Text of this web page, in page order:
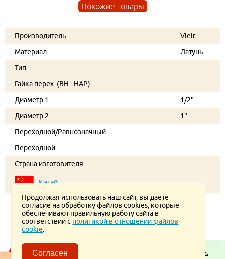
Похожие товары
Производитель
Vieir
Материал
Латунь
Тип
Гайка перех. (ВН - НАР)
Диаметр 1
1/2"
Диаметр 2
1"
Переходной/Равнозначный
Переходной
Страна изготовителя
Китай
Пользовательское соглашение.
Политика конфиденциальности.
Продолжая использовать наш сайт, вы даете
согласие на обработку файлов cookies, которые
обеспечивают правильную работу сайта в
соответствии с политикой в отношении файлов
cookie
Согласен